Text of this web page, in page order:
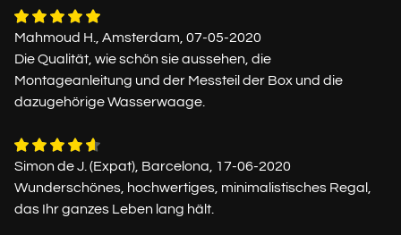
Mahmoud H., Amsterdam, 07-05-2020
Die Qualität, wie schön sie aussehen, die
Montageanleitung und der Messteil der Box und die
dazugehörige Wasserwaage.
Simon de J. (Expat), Barcelona, 17-06-2020
Wunderschönes, hochwertiges, minimalistisches Regal,
das Ihr ganzes Leben lang hält.